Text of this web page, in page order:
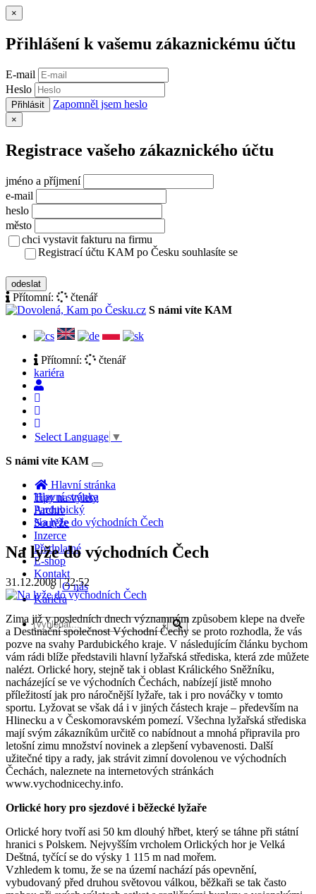
×
Přihlášení k vašemu zákaznickému účtu
E-mail
Heslo
Přihlásit Zapomněl jsem heslo
×
Registrace vašeho zákaznického účtu
jméno a příjmení
e-mail
heslo
město
chci vystavit fakturu na firmu
Registrací účtu KAM po Česku souhlasíte se
odeslat
Přítomní:
čtenář
S námi víte KAM
Přítomní:
čtenář
kariéra
Select Language ▼
S námi víte KAM
Toggle
navigation
Hlavní stránka
Tipy na výlety
Archiv
Soutěže
Inzerce
Předplatné
E-shop
Kontakt
O nás
Kariéra
Hlavní stránka
Pardubický
Na lyže do východních Čech
Na lyže do východních Čech
31.12.2008 | 22:52
Zima již v posledních dnech významným způsobem klepe na dveře
a Destinační společnost Východní Čechy se proto rozhodla, že vás
pozve na svahy Pardubického kraje. V následujícím článku bychom
vám rádi blíže představili hlavní lyžařská střediska, která zde můžete
nalézt. Orlické hory, stejně tak i oblast Králického Sněžníku,
nacházející se ve východních Čechách, nabízejí jistě mnoho
příležitostí jak pro náročnější lyžaře, tak i pro nováčky v tomto
sportu. Lyžovat se však dá i v jiných částech kraje – především na
Hlinecku a v Českomoravském pomezí. Všechna lyžařská střediska
mají svým zákazníkům určitě co nabídnout a mnohá připravila pro
letošní zimu množství novinek a zlepšení vybavenosti. Další
užitečné tipy a rady, jak strávit zimní dovolenou ve východních
Čechách, naleznete na internetových stránkách
www.vychodnicechy.info.
Orlické hory pro sjezdové i běžecké lyžaře
Orlické hory tvoří asi 50 km dlouhý hřbet, který se táhne při státní
hranici s Polskem. Nejvyšším vrcholem Orlických hor je Velká
Deštná, tyčící se do výsky 1 115 m nad mořem.
Vzhledem k tomu, že se na území nachází pás opevnění,
vybudovaný před druhou světovou válkou, běžkaři se tak často